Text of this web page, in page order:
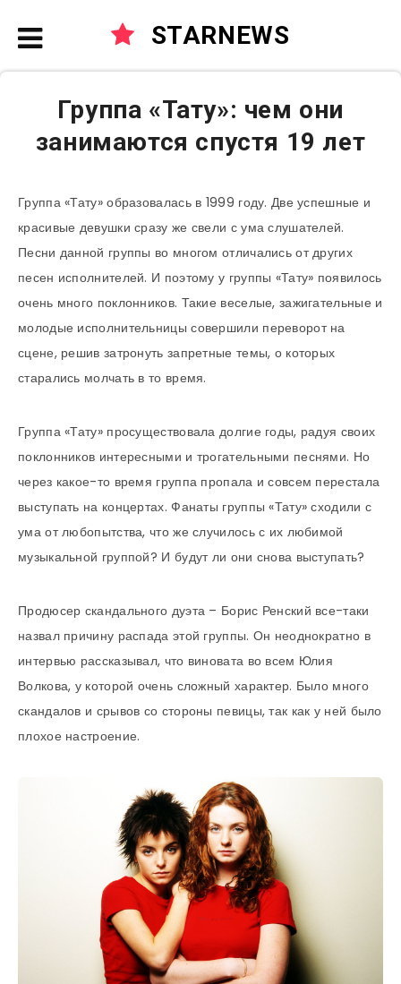
STARNEWS
Группа «Тату»: чем они
занимаются спустя 19 лет
Группа «Тату» образовалась в 1999 году. Две успешные и
красивые девушки сразу же свели с ума слушателей.
Песни данной группы во многом отличались от других
песен исполнителей. И поэтому у группы «Тату» появилось
очень много поклонников. Такие веселые, зажигательные и
молодые исполнительницы совершили переворот на
сцене, решив затронуть запретные темы, о которых
старались молчать в то время.
Группа «Тату» просуществовала долгие годы, радуя своих
поклонников интересными и трогательными песнями. Но
через какое-то время группа пропала и совсем перестала
выступать на концертах. Фанаты группы «Тату» сходили с
ума от любопытства, что же случилось с их любимой
музыкальной группой? И будут ли они снова выступать?
Продюсер скандального дуэта – Борис Ренский все-таки
назвал причину распада этой группы. Он неоднократно в
интервью рассказывал, что виновата во всем Юлия
Волкова, у которой очень сложный характер. Было много
скандалов и срывов со стороны певицы, так как у ней было
плохое настроение.